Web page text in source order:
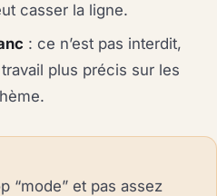
casser la ligne.
: ce n’est pas interdit,
plus précis sur les
“mode” et pas assez